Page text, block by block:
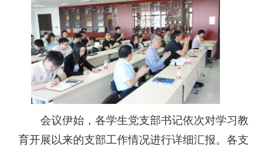
会议伊始，各学生党支部书记依次对学习教
育开展以来的支部工作情况进行详细汇报。各支